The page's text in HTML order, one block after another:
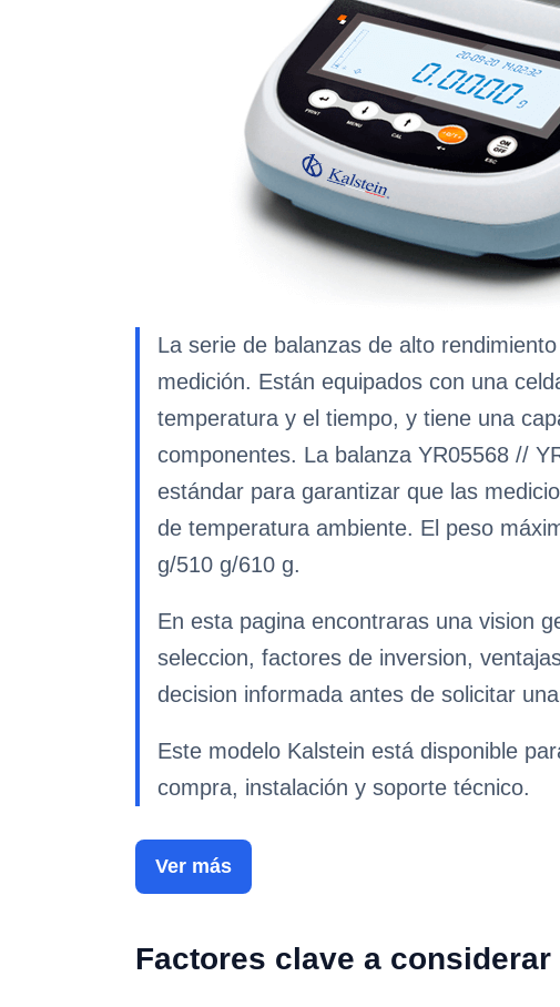
La serie de balanzas de alto
medición. Están equipados con una
temperatura y el tiempo, y tiene una
componentes. La balanza YR05568 //
estándar para garantizar que las
de temperatura ambiente. El peso
g/510 g/610 g.
En esta pagina encontraras una vision
seleccion, factores de inversion,
decision informada antes de solicitar
Este modelo Kalstein está disponible
compra, instalación y soporte técnico.
Ver más
Factores clave a considerar